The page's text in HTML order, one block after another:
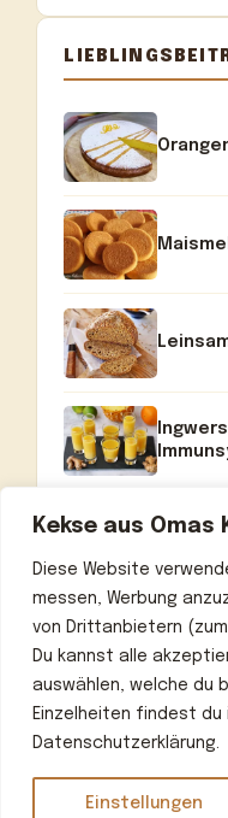
Kekse aus Omas
Diese Website
messen, Werbung
von Drittanbietern
Du kannst alle
auswählen, welche du
Einzelheiten findest du
Datenschutzerklärung.
Einstellungen